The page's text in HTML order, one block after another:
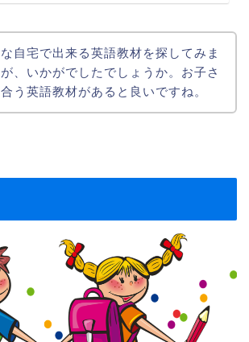
自宅で出来る英語教材を探してみま
が、いかがでしたでしょうか。お子さ
う英語教材があると良いですね。